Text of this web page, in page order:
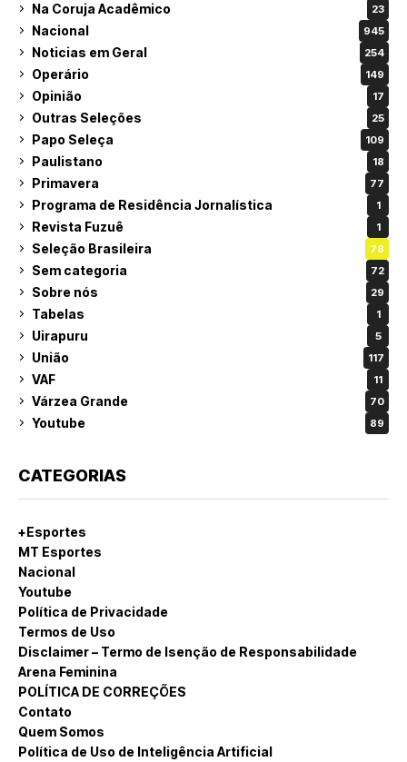
Na Coruja Acadêmico 23
Nacional 945
Noticias em Geral 254
Operário 149
Opinião 17
Outras Seleções 25
Papo Seleça 109
Paulistano 18
Primavera 77
Programa de Residência Jornalística 1
Revista Fuzuê 1
Seleção Brasileira 78
Sem categoria 72
Sobre nós 29
Tabelas 1
Uirapuru 5
União 117
VAF 11
Várzea Grande 70
Youtube 89
CATEGORIAS
+Esportes
MT Esportes
Nacional
Youtube
Política de Privacidade
Termos de Uso
Disclaimer – Termo de Isenção de Responsabilidade
Arena Feminina
POLÍTICA DE CORREÇÕES
Contato
Quem Somos
Política de Uso de Inteligência Artificial